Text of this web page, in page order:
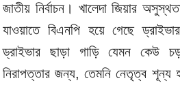
জাতীয় নির্বাচন। খালেদা জিয়ার
যাওয়াতে বিএনপি হয়ে গেছে
ড্রাইভার ছাড়া গাড়ি যেমন কেউ
নিরাপত্তার জন্য, তেমনি নেতৃত্ব শূন্য